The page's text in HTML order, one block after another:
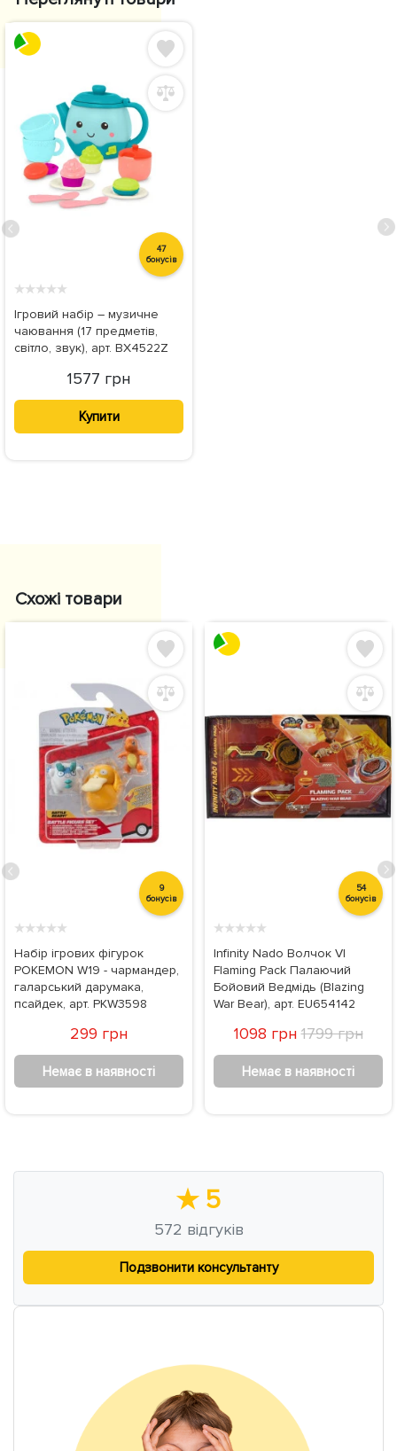
47
бонусів
★★★★★
Ігровий набір – музичне
чаювання (17 предметів,
світло, звук), арт. BX4522Z
1577 грн
Купити
Схожі товари
9
бонусів
★★★★★
Набір ігрових фігурок
POKEMON W19 - чармандер,
галарський дарумака,
псайдек, арт. PKW3598
299 грн
Немає в наявності
54
бонусів
★★★★★
Infinity Nado Волчок VI
Flaming Pack Палаючий
Бойовий Ведмідь (Blazing
War Bear), арт. EU654142
1098 грн1799 грн
Немає в наявності
★ 5
572 відгуків
Подзвонити консультанту